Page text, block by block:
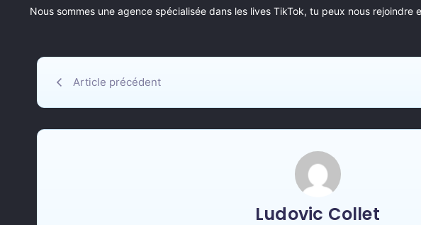
Nous sommes une agence spécialisée dans les lives TikTok, tu peux nous rejoindre
Article précédent
Ludovic Collet